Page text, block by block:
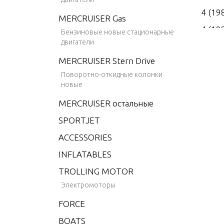
MERCRUISER Gas
Бензиновые новые стационарные
двигатели
MERCRUISER Stern Drive
Поворотно-откидные колонки
новые
MERCRUISER остальные
SPORTJET
ACCESSORIES
INFLATABLES
TROLLING MOTOR
Электромоторы
FORCE
BOATS
4
4